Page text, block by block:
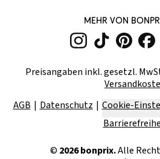
MEHR VON
Preisangaben inkl. gesetzl.
AGB
Datenschutz Cookie-
© 2026bonprix.Alle